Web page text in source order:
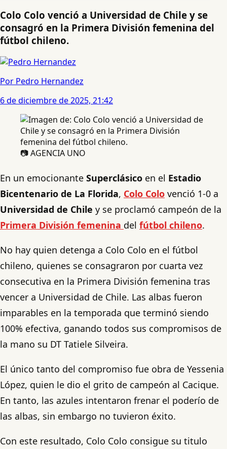
Colo Colo venció a Universidad de Chile y se
consagró en la Primera División femenina del
fútbol chileno.
Por Pedro Hernandez
6 de diciembre de 2025, 21:42
📷 AGENCIA UNO
En un emocionante Superclásico en el Estadio
Bicentenario de La Florida, Colo Colo venció 1-0 a
Universidad de Chile y se proclamó campeón de la
Primera División femenina del fútbol chileno.
No hay quien detenga a Colo Colo en el fútbol
chileno, quienes se consagraron por cuarta vez
consecutiva en la Primera División femenina tras
vencer a Universidad de Chile. Las albas fueron
imparables en la temporada que terminó siendo
100% efectiva, ganando todos sus compromisos de
la mano su DT Tatiele Silveira.
El único tanto del compromiso fue obra de Yessenia
López, quien le dio el grito de campeón al Cacique.
En tanto, las azules intentaron frenar el poderío de
las albas, sin embargo no tuvieron éxito.
Con este resultado, Colo Colo consigue su titulo